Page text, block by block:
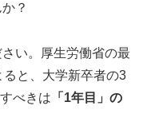
？
い。厚生労働省の最
と、大学新卒者の3
べきは 「1年目」の